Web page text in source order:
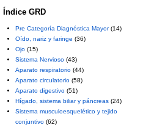
Índice GRD
Pre Categoría Diagnóstica Mayor(14)
Oído, nariz y faringe (36)
Ojo (15)
Sistema Nervioso (43)
Aparato respiratorio (44)
Aparato circulatorio (58)
Aparato digestivo (51)
Hígado, sistema biliar y páncreas (24)
Sistema musculoesquelético y tejido
conjuntivo (62)